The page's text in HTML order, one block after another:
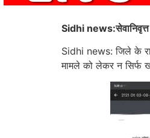
Sidhi news:सेवानिवृत्त
Sidhi news: जिले के
मामले को लेकर न सिर्फ